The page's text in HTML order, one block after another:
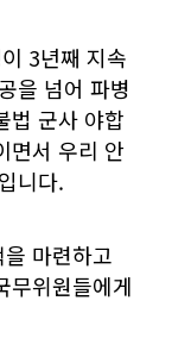
3년째 지속
을 넘어 파병
법 군사 야합
면서 우리 안
니다.
마련하고
무위원들에게